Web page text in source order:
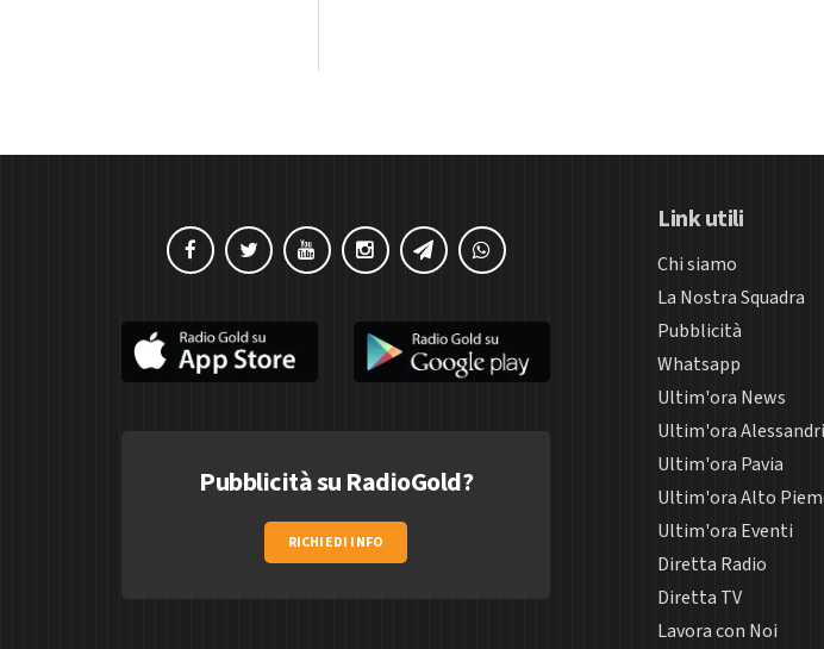
Pubblicità su RadioGold?
RICHIEDI INFO
Link utili
Chi siamo
La Nostra Squadra
Pubblicità
Whatsapp
Ultim'ora News
Ultim'ora
Ultim'ora Pavia
Ultim'ora Alto
Ultim'ora Eventi
Diretta Radio
Diretta TV
Lavora con Noi